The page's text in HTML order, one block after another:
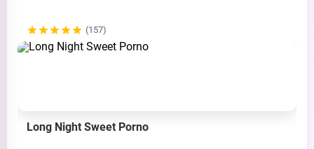
(157)
Long Night Sweet Porno